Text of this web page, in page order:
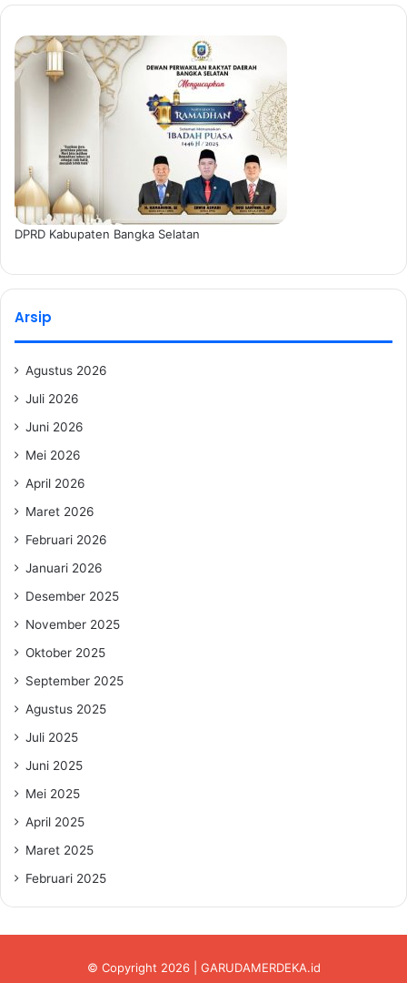
DPRD Kabupaten Bangka Selatan
Arsip
Agustus 2026
Juli 2026
Juni 2026
Mei 2026
April 2026
Maret 2026
Februari 2026
Januari 2026
Desember 2025
November 2025
Oktober 2025
September 2025
Agustus 2025
Juli 2025
Juni 2025
Mei 2025
April 2025
Maret 2025
Februari 2025
© Copyright 2026 | GARUDAMERDEKA.id